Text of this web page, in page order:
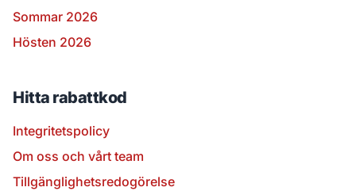
Sommar 2026
Hösten 2026
Hitta rabattkod
Integritetspolicy
Om oss och vårt team
Tillgänglighetsredogörelse